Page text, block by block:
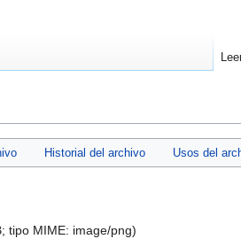
Historial del archivo Usos del
tipo MIME: image/png)